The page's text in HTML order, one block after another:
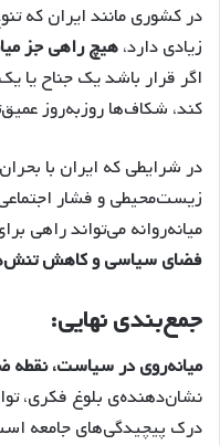
در کشوری مانند ایران که
زیادی دارد،هیچ راهی جز
اگر قرار باشد یک جناح یا
کند، شکاف‌ها روزبه‌روز
در شرایطی که ایران با
زیست‌محیطی و فشار
میانه‌روانه می‌تواند راهی
فضای سیاسی و کاهش
جمع‌بندی نهایی:
میانه‌روی در سیاست،
نشان‌دهنده‌ی بلوغ فکری،
درک پیچیدگی‌های جامعه